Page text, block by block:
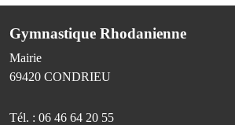
Gymnastique Rhodanienne
Mairie
69420 CONDRIEU
Tél. : 06 46 64 20 55